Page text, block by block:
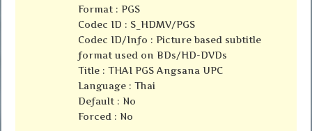
Format : PGS
Codec ID : S_HDMV/PGS
Codec ID/Info : Picture based subtitle
format used on BDs/HD-DVDs
Title : THAI PGS Angsana UPC
Language : Thai
Default : No
Forced : No